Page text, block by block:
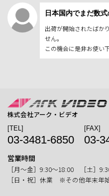
日本国内でまだ数式
出荷が開始されたばか
せん。
この機会に是非お使い
株式会社アーク・ビデオ
[TEL]
03-3481-6850
[FAX]
03-
営業時間
［月〜金］9:30〜18:00 ［土］
［日・祝］休業 ※その他年末年